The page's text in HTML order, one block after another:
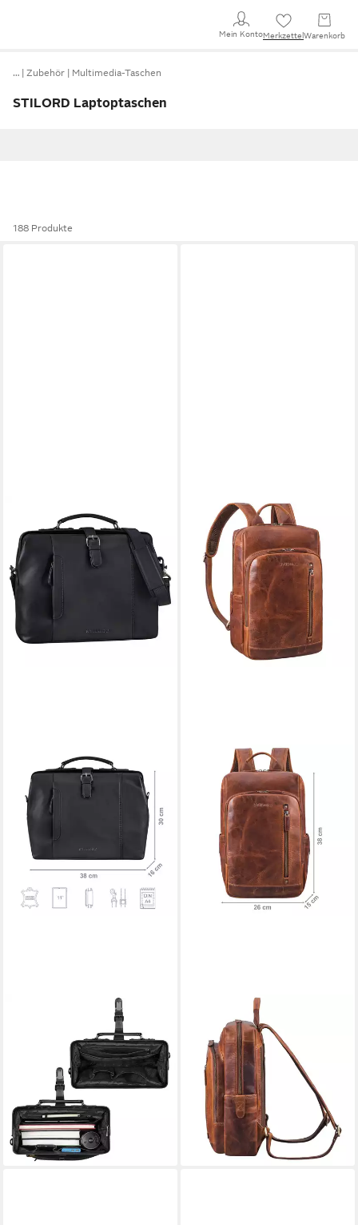
Mein KontoMerkzettel Warenkorb
… Zubehör Multimedia-Taschen
STILORD Laptoptaschen
188 Produkte
Handtasche "Casey" Vintage
Handtasche Leder Damen
Herren Arzttasche
149,90 € UVP174,90 €
-14%
lieferbar - in 2-3 Werktagen bei dir
Notebook-Rucksack
"Johnson" Lederrucksack
Herren Business
147,90 € UVP
-15%
lieferbar - in 2-3 Werktagen bei dir
+2